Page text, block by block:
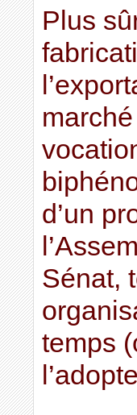
Plus
d’un
Sénat,
temps